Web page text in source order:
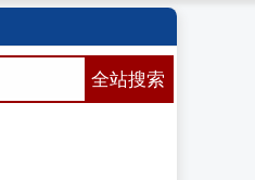
全站搜索